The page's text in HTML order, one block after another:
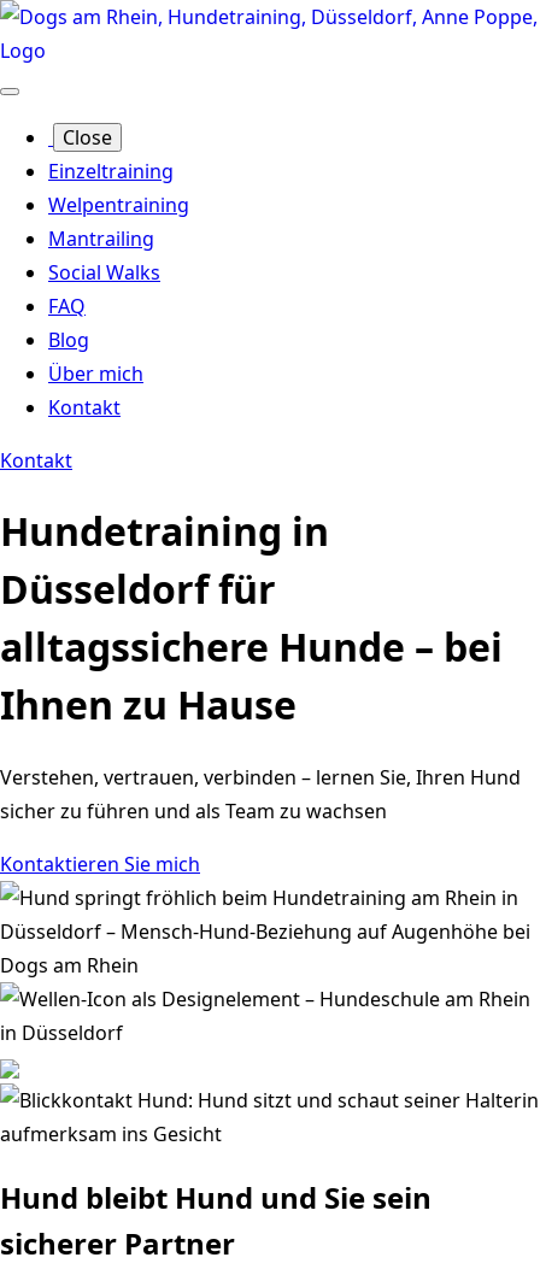
Close
Einzeltraining
Welpentraining
Mantrailing
Social Walks
FAQ
Blog
Über mich
Kontakt
Kontakt
Hundetraining in
Düsseldorffür
alltagssichere Hunde – bei
Ihnen zu Hause
Verstehen, vertrauen, verbinden – lernen Sie, Ihren Hund
sicher zu führen und als Team zu wachsen
Kontaktieren Sie mich
Hund bleibt Hund und Sie sein
sicherer Partner